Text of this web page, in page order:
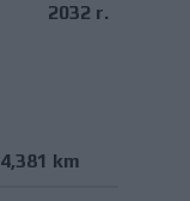
2032 r.
4,381 km